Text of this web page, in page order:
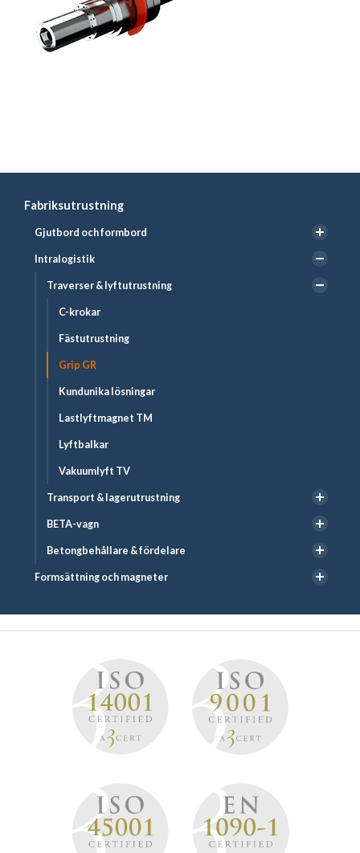
Fabriksutrustning
Gjutbord och formbord
Intralogistik
Traverser & lyftutrustning
C-krokar
Fästutrustning
Grip GR
Kundunika lösningar
Lastlyftmagnet TM
Lyftbalkar
Vakuumlyft TV
Transport & lagerutrustning
BETA-vagn
Betongbehållare & fördelare
Formsättning och magneter